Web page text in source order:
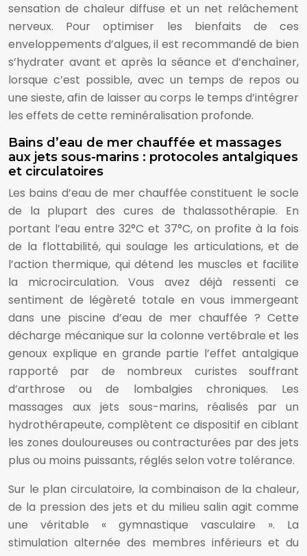
sensation de chaleur diffuse et un net relâchement
nerveux. Pour optimiser les bienfaits de ces
enveloppements d’algues, il est recommandé de bien
s’hydrater avant et après la séance et d’enchaîner,
lorsque c’est possible, avec un temps de repos ou
une sieste, afin de laisser au corps le temps d’intégrer
les effets de cette reminéralisation profonde.
Bains d’eau de mer chauffée et massages
aux jets sous-marins : protocoles antalgiques
et circulatoires
Les bains d’eau de mer chauffée constituent le socle
de la plupart des cures de thalassothérapie. En
portant l’eau entre 32°C et 37°C, on profite à la fois
de la flottabilité, qui soulage les articulations, et de
l’action thermique, qui détend les muscles et facilite
la microcirculation. Vous avez déjà ressenti ce
sentiment de légèreté totale en vous immergeant
dans une piscine d’eau de mer chauffée ? Cette
décharge mécanique sur la colonne vertébrale et les
genoux explique en grande partie l’effet antalgique
rapporté par de nombreux curistes souffrant
d’arthrose ou de lombalgies chroniques. Les
massages aux jets sous-marins, réalisés par un
hydrothérapeute, complètent ce dispositif en ciblant
les zones douloureuses ou contracturées par des jets
plus ou moins puissants, réglés selon votre tolérance.
Sur le plan circulatoire, la combinaison de la chaleur,
de la pression des jets et du milieu salin agit comme
une véritable « gymnastique vasculaire ». La
stimulation alternée des membres inférieurs et du